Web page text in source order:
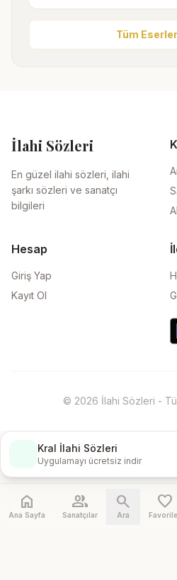
Tüm
İlahi Sözleri
En güzel ilahi sözleri, ilahi
şarkı sözleri ve sanatçı
bilgileri
Hesap
Giriş Yap
Kayıt Ol
© 2026 İlahi Sözleri -
Kral İlahi Sözleri
Uygulamayı ücretsiz indir
home
Ana Sayfa
people
Sanatçılar
search
Ara
favorite